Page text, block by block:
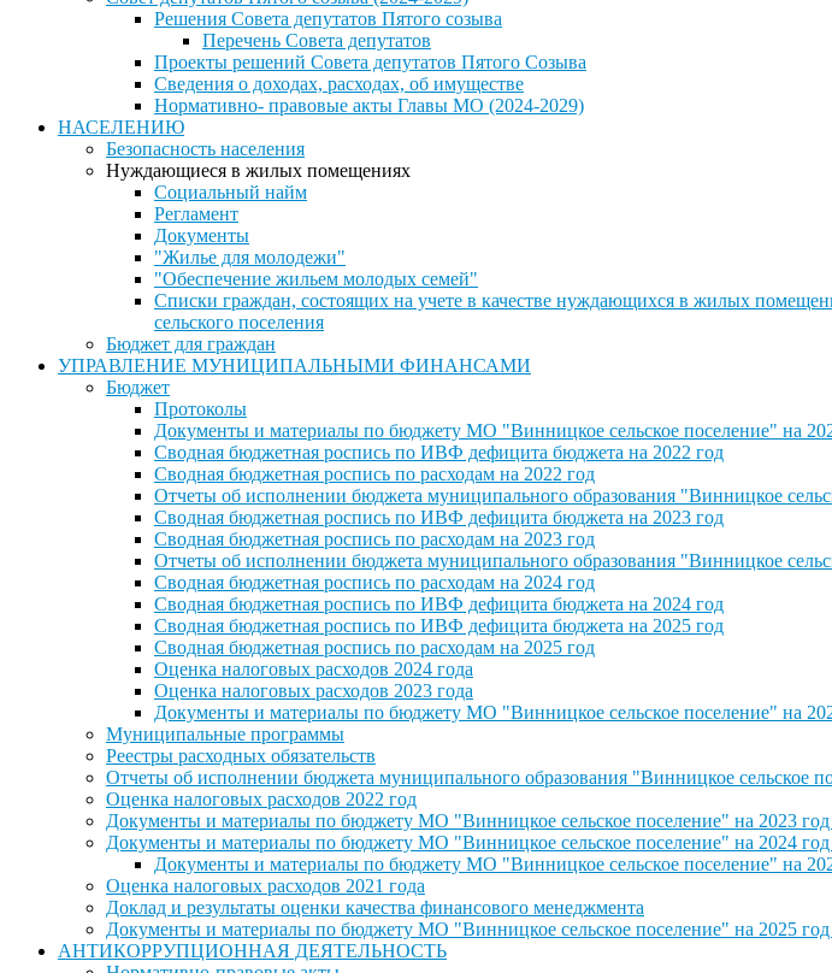
Решения Совета депутатов Пятого созыва
Перечень Совета депутатов
Проекты решений Совета депутатов Пятого Созыва
Сведения о доходах, расходах, об имуществе
Нормативно- правовые акты Главы МО (2024-2029)
НАСЕЛЕНИЮ
Безопасность населения
Нуждающиеся в жилых помещениях
Социальный найм
Регламент
Документы
"Жилье для молодежи"
"Обеспечение жильем молодых семей"
Списки граждан, состоящих на учете в качестве нуждающихся в жилых
сельского поселения
Бюджет для граждан
УПРАВЛЕНИЕ МУНИЦИПАЛЬНЫМИ ФИНАНСАМИ
Бюджет
Протоколы
Документы и материалы по бюджету МО "Винницкое сельское поселение" на
Сводная бюджетная роспись по ИВФ дефицита бюджета на 2022 год
Сводная бюджетная роспись по расходам на 2022 год
Отчеты об исполнении бюджета муниципального образования "Винницкое
Сводная бюджетная роспись по ИВФ дефицита бюджета на 2023 год
Сводная бюджетная роспись по расходам на 2023 год
Отчеты об исполнении бюджета муниципального образования "Винницкое
Сводная бюджетная роспись по расходам на 2024 год
Сводная бюджетная роспись по ИВФ дефицита бюджета на 2024 год
Сводная бюджетная роспись по ИВФ дефицита бюджета на 2025 год
Сводная бюджетная роспись по расходам на 2025 год
Оценка налоговых расходов 2024 года
Оценка налоговых расходов 2023 года
Документы и материалы по бюджету МО "Винницкое сельское поселение" на
Муниципальные программы
Реестры расходных обязательств
Отчеты об исполнении бюджета муниципального образования "Винницкое сельское
Оценка налоговых расходов 2022 год
Документы и материалы по бюджету МО "Винницкое сельское поселение" на 2023
Документы и материалы по бюджету МО "Винницкое сельское поселение" на 2024
Документы и материалы по бюджету МО "Винницкое сельское поселение" на
Оценка налоговых расходов 2021 года
Доклад и результаты оценки качества финансового менеджмента
Документы и материалы по бюджету МО "Винницкое сельское поселение" на 2025
АНТИКОРРУПЦИОННАЯ ДЕЯТЕЛЬНОСТЬ